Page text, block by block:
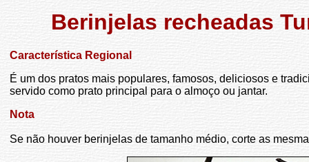
Berinjelas recheadas
Característica Regional
É um dos pratos mais populares, famosos, deliciosos e
servido como prato principal para o almoço ou jantar.
Nota
Se não houver berinjelas de tamanho médio, corte as